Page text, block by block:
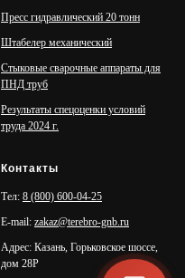
Пресс гидравлический 20 тонн
Штабелер механический
Стыковые сварочные аппараты для
ПНД труб
Результаты спецоценки условий
труда 2024 г.
Контакты
Тел: 8 (800) 600-04-25
E-mail: zakaz@terebro-gnb.ru
Адрес: Казань, Горьковское шоссе,
дом 28Р